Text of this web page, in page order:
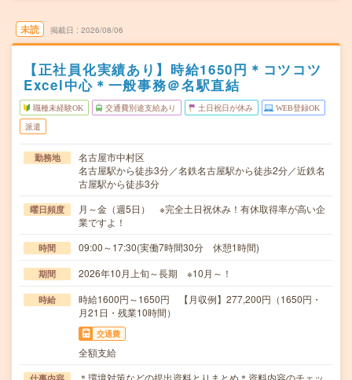
未読 掲載日 2026/08/06
【正社員化実績あり】時給1650円＊コツコツ
Excel中心＊一般事務＠名駅直結
職種未経験OK 交通費別途支給あり 土日祝日が休み WEB登録OK
派遣
勤務地
名古屋市中村区
名古屋駅から徒歩3分／名鉄名古屋駅から徒歩2分／近鉄名
古屋駅から徒歩3分
曜日頻度
月～金（週5日） ※完全土日祝休み！有休取得率が高い企
業ですよ！
時間 09:00～17:30(実働7時間30分 休憩1時間)
期間 2026年10月上旬～長期 ※10月～！
時給
時給1600円～1650円 【月収例】277,200円（1650円・
月21日・残業10時間）
交通費
全額支給
＊環境対策などの提出資料とりまとめ＊資料内容のチェッ